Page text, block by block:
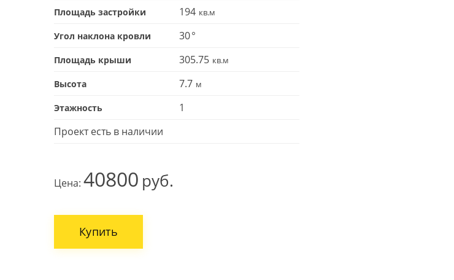
Площадь застройки 194
Угол наклона кровли 30
Площадь крыши 305.75
Высота 7.7
Этажность
1
Проект есть в наличии
Цена: 40800
Купить